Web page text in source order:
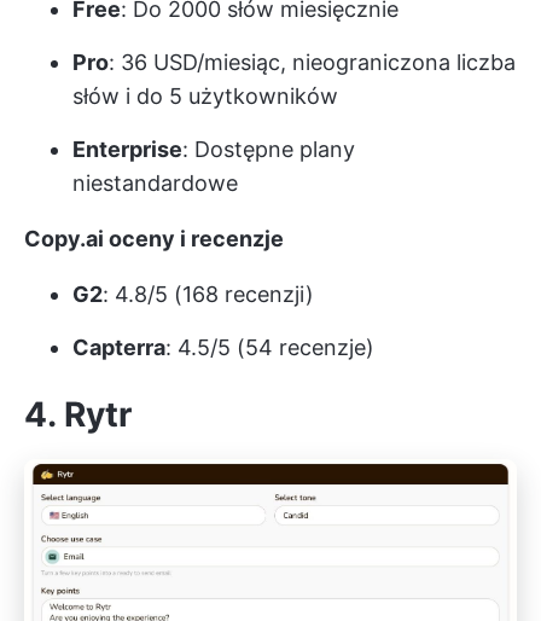
Free: Do 2000 słów miesięcznie
Pro: 36 USD/miesiąc, nieograniczona liczba
słów i do 5 użytkowników
Enterprise: Dostępne plany
niestandardowe
Copy.ai oceny i recenzje
G2: 4.8/5 (168 recenzji)
Capterra: 4.5/5 (54 recenzje)
4. Rytr